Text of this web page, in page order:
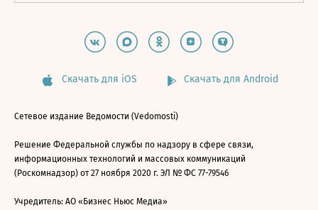
Скачать для iOS Скачать для Android
Сетевое издание Ведомости (Vedomosti)
Решение Федеральной службы по надзору в сфере связи,
информационных технологий и массовых коммуникаций
(Роскомнадзор) от 27 ноября 2020 г. ЭЛ № ФС 77-79546
Учредитель: АО «Бизнес Ньюс Медиа»